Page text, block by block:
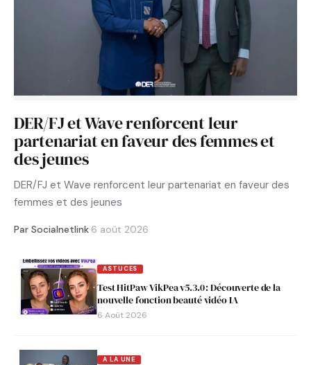
DER/FJ et Wave renforcent leur
partenariat en faveur des femmes et
des jeunes
DER/FJ et Wave renforcent leur partenariat en faveur des
femmes et des jeunes
Par Socialnetlink·6 août 2026
ASTUCES
Test HitPaw VikPea v5.3.0 : Découverte de la
nouvelle fonction beauté vidéo IA
6 Août 2026
A LA UNE